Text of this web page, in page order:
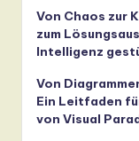
Von Chaos zur
zum
Intelligenz
Von
Ein Leitfaden
von Visual